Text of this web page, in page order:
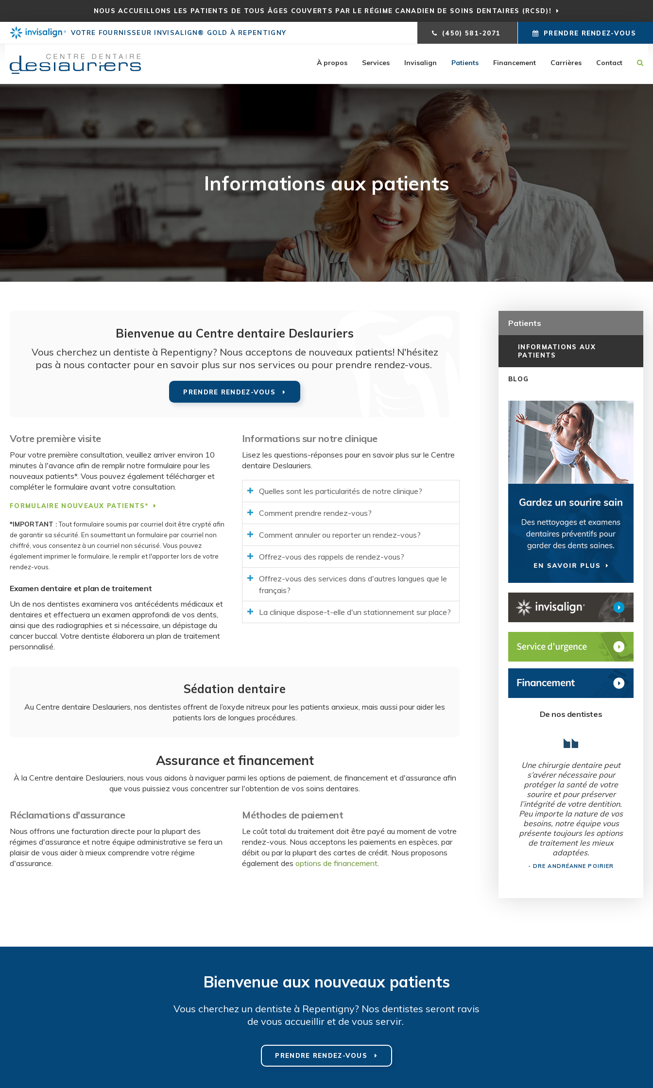
NOUS ACCUEILLONS LES PATIENTS DE TOUS ÂGES COUVERTS PAR LE RÉGIME CANADIEN DE SOINS DENTAIRES (RCSD)!
VOTRE FOURNISSEUR INVISALIGN® GOLD À REPENTIGNY (450) 581-2071 PRENDRE RENDEZ-VOUS
À propos Services Invisalign Patients Financement Carrières Contact
Informations aux patients
Bienvenue au Centre dentaire Deslauriers
Vous cherchez un dentiste à Repentigny? Nous acceptons de nouveaux patients! N'hésitez
pas à nous contacter pour en savoir plus sur nos services ou pour prendre rendez-vous.
PRENDRE RENDEZ-VOUS
Votre première visite
Pour votre première consultation, veuillez arriver environ 10
minutes à l'avance afin de remplir notre formulaire pour les
nouveaux patients*. Vous pouvez également télécharger et
compléter le formulaire avant votre consultation.
FORMULAIRE NOUVEAUX PATIENTS*
*IMPORTANT :Tout formulaire soumis par courriel doit être crypté afin
de garantir sa sécurité. En soumettant un formulaire par courriel non
chiffré, vous consentez à un courriel non sécurisé. Vous pouvez
également imprimer le formulaire, le remplir et l'apporter lors de votre
rendez-vous.
Examen dentaire et plan de traitement
Un de nos dentistes examinera vos antécédents médicaux et
dentaires et effectuera un examen approfondi de vos dents,
ainsi que des radiographies et si nécessaire, un dépistage du
cancer buccal. Votre dentiste élaborera un plan de traitement
personnalisé.
Informations sur notre clinique
Lisez les questions-réponses pour en savoir plus sur le Centre
dentaire Deslauriers.
Quelles sont les particularités de notre clinique?
Comment prendre rendez-vous?
Comment annuler ou reporter un rendez-vous?
Offrez-vous des rappels de rendez-vous?
Offrez-vous des services dans d'autres langues que le
français?
La clinique dispose-t-elle d'un stationnement sur place?
Sédation dentaire
Au Centre dentaire Deslauriers, nos dentistes offrent de l’oxyde nitreux pour les patients anxieux, mais aussi pour aider les
patients lors de longues procédures.
Assurance et financement
À la Centre dentaire Deslauriers, nous vous aidons à naviguer parmi les options de paiement, de financement et d'assurance afin
que vous puissiez vous concentrer sur l'obtention de vos soins dentaires.
Réclamations d'assurance
Nous offrons une facturation directe pour la plupart des
régimes d'assurance et notre équipe administrative se fera un
plaisir de vous aider à mieux comprendre votre régime
d'assurance.
Méthodes de paiement
Le coût total du traitement doit être payé au moment de votre
rendez-vous. Nous acceptons les paiements en espèces, par
débit ou par la plupart des cartes de crédit. Nous proposons
également des options de financement.
Patients
INFORMATIONS AUX
PATIENTS
BLOG
De nos dentistes
Une chirurgie dentaire peut
s’avérer nécessaire pour
protéger la santé de votre
sourire et pour préserver
l’intégrité de votre dentition.
Peu importe la nature de vos
besoins, notre équipe vous
présente toujours les options
de traitement les mieux
adaptées.
- DRE ANDRÉANNE POIRIER
Bienvenue aux nouveaux patients
Vous cherchez un dentiste à Repentigny? Nos dentistes seront ravis
de vous accueillir et de vous servir.
PRENDRE RENDEZ-VOUS